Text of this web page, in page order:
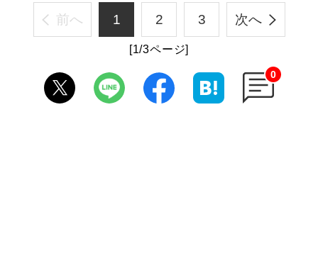
前へ 1 2 3 次へ
[1/3ページ]
0